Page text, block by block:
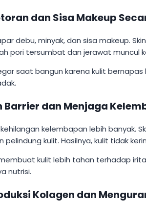
dan Sisa Makeup
debu, minyak, dan sisa makeup.
pori tersumbat dan jerawat muncul
saat bangun karena kulit
Barrier dan Menjaga
kelembapan lebih banyak.
kulit. Hasilnya, kulit tidak
kulit lebih tahan terhadap
nutrisi.
Kolagen dan